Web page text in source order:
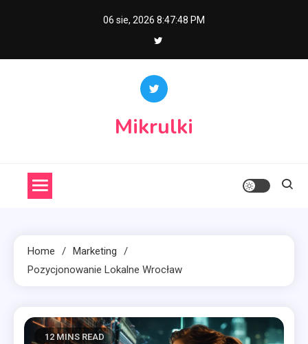
06 sie, 2026 8:47:49 PM
Mikrulki
Home
Marketing
Pozycjonowanie Lokalne Wrocław
12 MINS READ